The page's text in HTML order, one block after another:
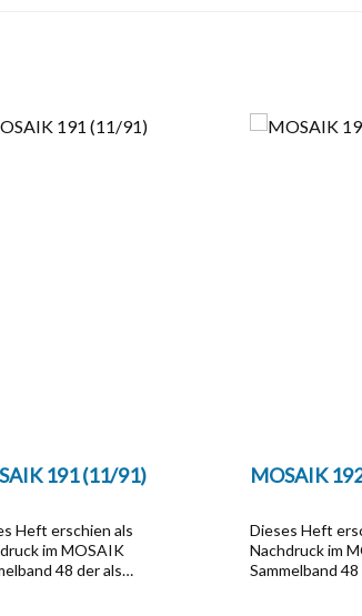
191 (11/91)
Heft erschien als
im MOSAIK
48 der als
MOSAIK
Dieses Heft
Nachdruck im
Sammelband 48